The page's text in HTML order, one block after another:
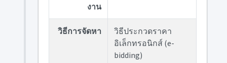
งาน
วิธีการจัดหา
วิธีประกวดราคา
อิเล็กทรอนิกส์ (e-
bidding)